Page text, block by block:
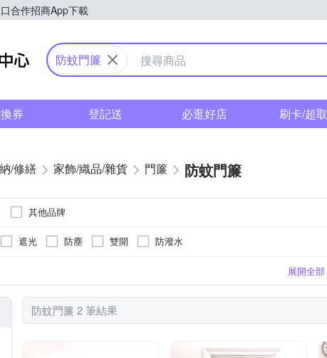
合作招商App下載
Yahoo購物中心
防蚊門簾
券 登記送 必逛好店 刷卡/超取
/修繕 家飾/織品/雜貨 門簾 防蚊門簾
其他品牌
遮光 防塵 雙開 防潑水
展開全部
防蚊門簾 2 筆結果